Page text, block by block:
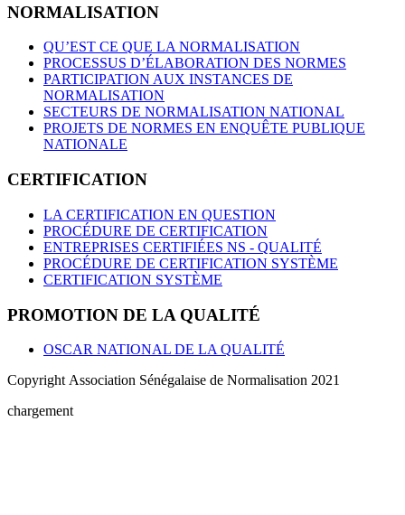
NORMALISATION
QU’EST CE QUE LA NORMALISATION
PROCESSUS D’ÉLABORATION DES NORMES
PARTICIPATION AUX INSTANCES DE
NORMALISATION
SECTEURS DE NORMALISATION NATIONAL
PROJETS DE NORMES EN ENQUÊTE PUBLIQUE
NATIONALE
CERTIFICATION
LA CERTIFICATION EN QUESTION
PROCÉDURE DE CERTIFICATION
ENTREPRISES CERTIFIÉES NS - QUALITÉ
PROCÉDURE DE CERTIFICATION SYSTÈME
CERTIFICATION SYSTÈME
PROMOTION DE LA QUALITÉ
OSCAR NATIONAL DE LA QUALITÉ
Copyright Association Sénégalaise de Normalisation 2021
chargement